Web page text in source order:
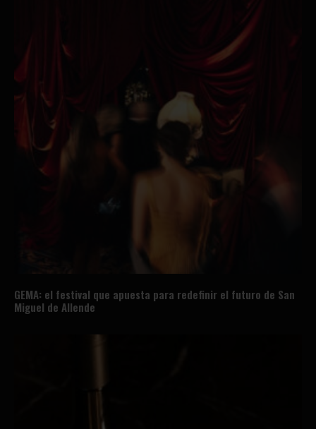
GEMA: el festival que apuesta para redefinir el futuro de San
Miguel de Allende